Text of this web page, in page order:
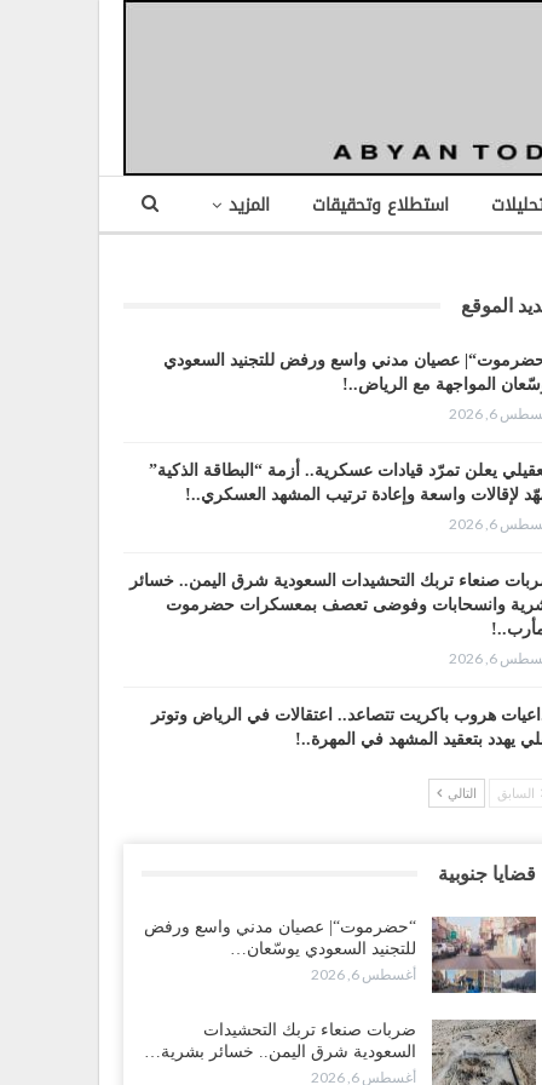
استطلاع وتحقيقات المزيد
الموقع
عصيان مدني واسع ورفض للتجنيد السعودي
المواجهة مع الرياض..!
6, 2026
يعلن تمرّد قيادات عسكرية.. أزمة “البطاقة الذكية”
لإقالات واسعة وإعادة ترتيب المشهد العسكري..!
6, 2026
صنعاء تربك التحشيدات السعودية شرق اليمن.. خسائر
وانسحابات وفوضى تعصف بمعسكرات حضرموت
6, 2026
هروب باكريت تتصاعد.. اعتقالات في الرياض وتوتر
يهدد بتعقيد المشهد في المهرة..!
6, 2026
الانتقالي يرفع التصعيد بالعصيان المدني.. ورسالة
للسعودية بشأن النفط..!
6, 2026
عرب جورنال: استقالة مدير مكتب العليمي.. هل
سلطة الرئاسي مرحلة التفكك المؤسسي..!
السابق التالي
قضايا جنوبية
“حضرموت“| عصيان مدني واسع ورفض
للتجنيد السعودي يوسّعان…
أغسطس 6, 2026
ضربات صنعاء تربك التحشيدات
السعودية شرق اليمن.. خسائر بشرية…
أغسطس 6, 2026